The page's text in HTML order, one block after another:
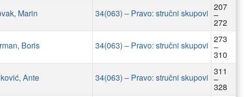
Marin 34(063) – Pravo: stručni skupovi
207
–
272
Boris 34(063) – Pravo: stručni skupovi
273
–
310
Ante 34(063) – Pravo: stručni skupovi
311
–
328